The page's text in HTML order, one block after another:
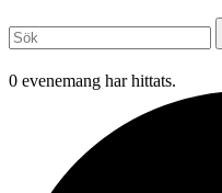
0 evenemang har hittats.